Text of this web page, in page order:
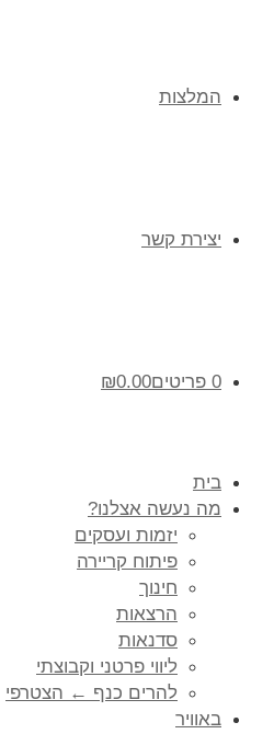
המלצות
יצירת קשר
0 פריטים ₪0.00
בית
מה נעשה אצלנו?
יזמות ועסקים
פיתוח קריירה
חינוך
הרצאות
סדנאות
ליווי פרטני וקבוצתי
להרים כנף ← הצטרפי
באוויר